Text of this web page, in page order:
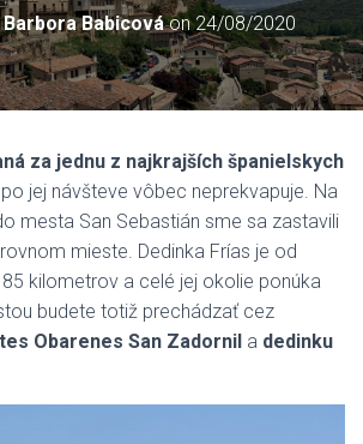
Barbora Babicováon24/08/2020
za jednu z najkrajších španielskych
jej návšteve vôbec neprekvapuje. Na
mesta San Sebastián sme sa zastavili
mieste. Dedinka Frías je od
kilometrov a celé jej okolie ponúka
budete totiž prechádzať cez
Obarenes San Zadornil a dedinku